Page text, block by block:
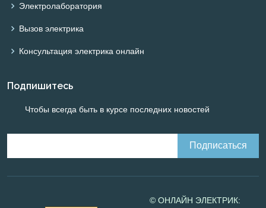
Электролаборатория
Вызов электрика
Консультация электрика онлайн
Подпишитесь
Чтобы всегда быть в курсе последних новостей
© ОНЛАЙН ЭЛЕКТРИК: